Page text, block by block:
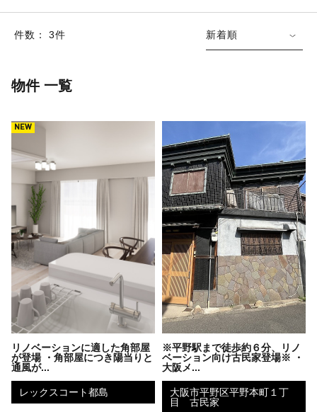
件数： 3件 新着順
物件 一覧
NEW
リノベーションに適した角部屋
が登場 ・角部屋につき陽当りと
通風が...
レックスコート都島
※平野駅まで徒歩約６分、リノ
ベーション向け古民家登場※ ・
大阪メ...
大阪市平野区平野本町１丁
目 古民家